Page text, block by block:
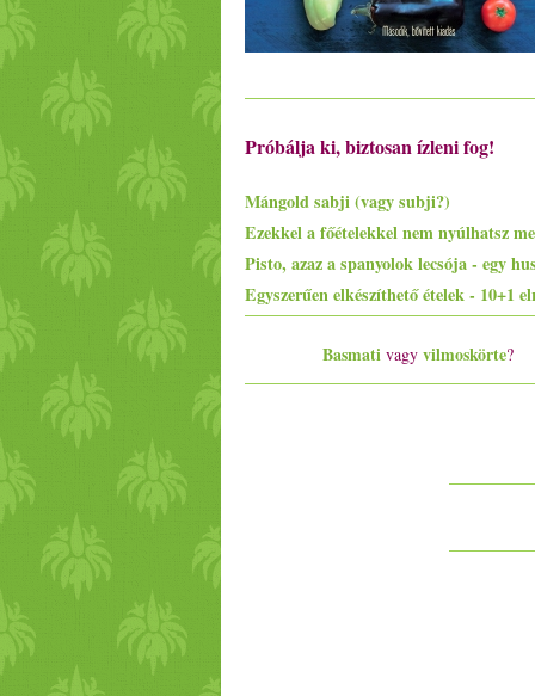
Próbálja ki, biztosan ízleni fog!
Mángold sabji (vagy subji?)
Basmati vagy vilmoskörte?